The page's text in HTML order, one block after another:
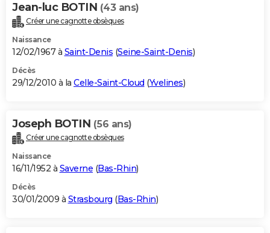
Jean-luc BOTIN (43 ans)
Créer une cagnotte obsèques
Naissance
12/02/1967 à Saint-Denis (Seine-Saint-Denis)
Décès
29/12/2010 à la Celle-Saint-Cloud (Yvelines)
Joseph BOTIN (56 ans)
Créer une cagnotte obsèques
Naissance
16/11/1952 à Saverne (Bas-Rhin)
Décès
30/01/2009 à Strasbourg (Bas-Rhin)